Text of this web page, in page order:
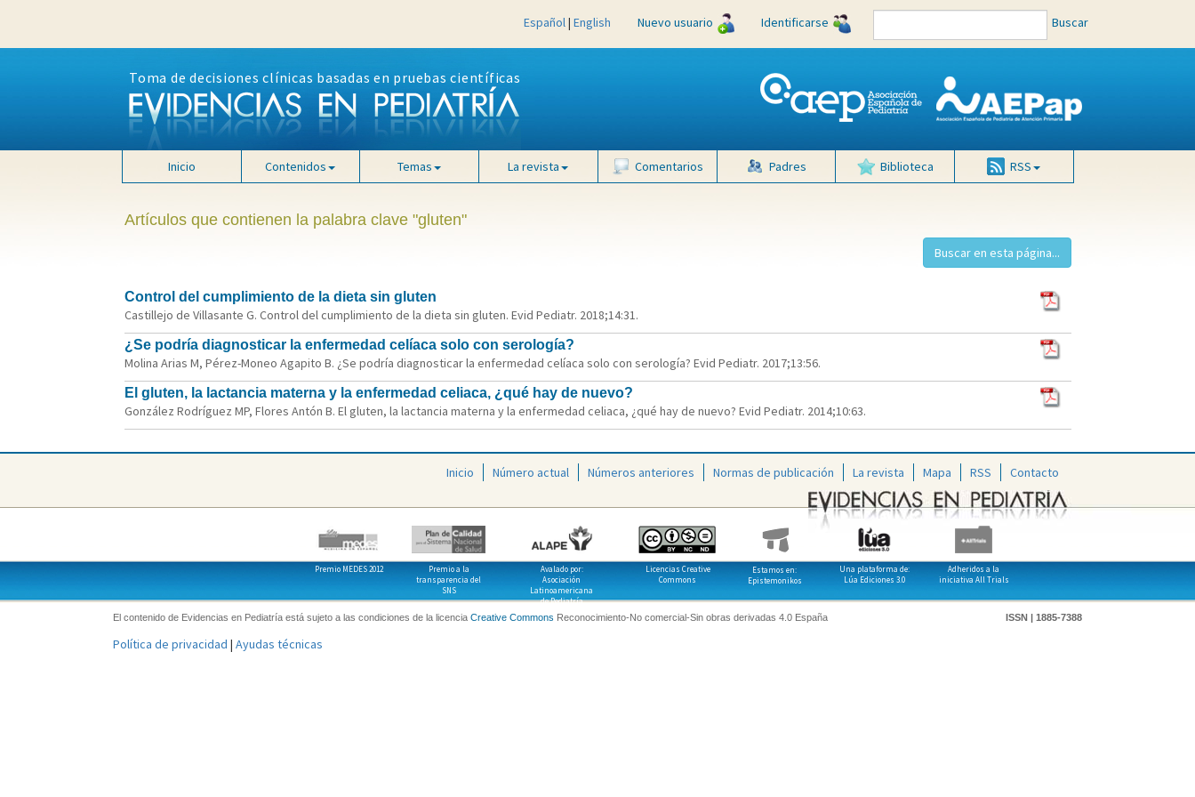
Español| English Nuevo usuario Identificarse Buscar
Toma de decisiones clínicas basadas en pruebas científicas
Inicio Contenidos Temas La revista Comentarios Padres Biblioteca RSS
Artículos que contienen la palabra clave "gluten"
Control del cumplimiento de la dieta sin gluten
Castillejo de Villasante G. Control del cumplimiento de la dieta sin gluten. Evid Pediatr. 2018;14:31.
¿Se podría diagnosticar la enfermedad celíaca solo con serología?
Molina Arias M, Pérez-Moneo Agapito B. ¿Se podría diagnosticar la enfermedad celíaca solo con serología? Evid Pediatr. 2017;13:56.
El gluten, la lactancia materna y la enfermedad celiaca, ¿qué hay de nuevo?
González Rodríguez MP, Flores Antón B. El gluten, la lactancia materna y la enfermedad celiaca, ¿qué hay de nuevo? Evid Pediatr. 2014;10:63.
Inicio Número actual Números anteriores Normas de publicación La revista Mapa RSS Contacto
Premio MEDES 2012
Premio a la
transparencia del
SNS
Avalado por:
Asociación
Latinoamericana
de Pediatría
Licencias Creative
Commons
Estamos en:
Epistemonikos
Una plataforma de:
Lúa Ediciones 3.0
Adheridos a la
iniciativa All Trials
El contenido de Evidencias en Pediatría está sujeto a las condiciones de la licencia Creative Commons Reconocimiento-No comercial-Sin obras derivadas 4.0 España ISSN | 1885-7388
Política de privacidad | Ayudas técnicas